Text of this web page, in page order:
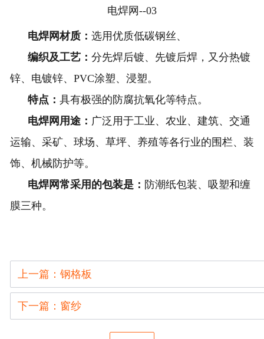
电焊网--03
电焊网材质： 选用优质低碳钢丝、
编织及工艺： 分先焊后镀、先镀后焊，又分热镀
锌、电镀锌、PVC涂塑、浸塑。
特点： 具有极强的防腐抗氧化等特点。
电焊网用途： 广泛用于工业、农业、建筑、交通
运输、采矿、球场、草坪、养殖等各行业的围栏、装
饰、机械防护等。
电焊网常采用的包装是： 防潮纸包装、吸塑和缠
膜三种。
上一篇：钢格板
下一篇：窗纱